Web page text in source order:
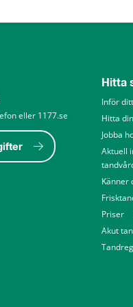
eller 1177.se
Hitta
Inför
Hitta
Jobba
Aktuell
Känner
Priser
Akut